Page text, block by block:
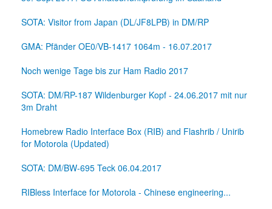
SOTA: Visitor from Japan (DL/JF8LPB) in DM/RP
GMA: Pfänder OE0/VB-1417 1064m - 16.07.2017
Noch wenige Tage bis zur Ham Radio 2017
SOTA: DM/RP-187 Wildenburger Kopf - 24.06.2017 mit nur
3m Draht
Homebrew Radio Interface Box (RIB) and Flashrib / Unirib
for Motorola (Updated)
SOTA: DM/BW-695 Teck 06.04.2017
RIBless Interface for Motorola - Chinese engineering...